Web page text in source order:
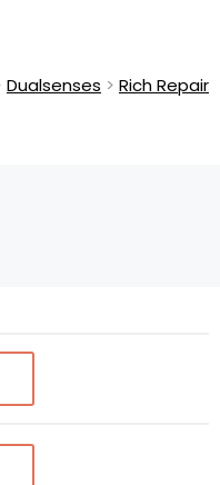
Dualsenses Rich Repair